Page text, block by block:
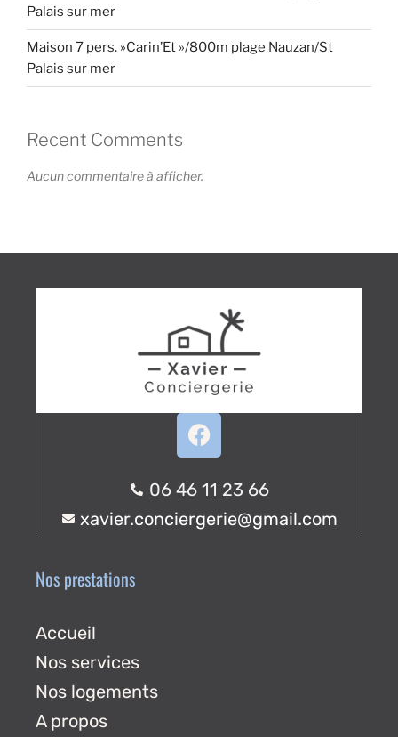
Palais sur mer
Maison 7 pers. »Carin’Et »/800m plage Nauzan/St
Palais sur mer
Recent Comments
Aucun commentaire à afficher.
06 46 11 23 66
xavier.conciergerie@gmail.com
Nos prestations
Accueil
Nos services
Nos logements
A propos